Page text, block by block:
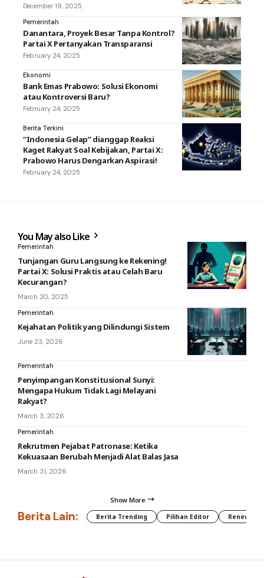
December 19, 2025
Pemerintah
Danantara, Proyek Besar Tanpa Kontrol?
Partai X Pertanyakan Transparansi
February 24, 2025
Ekonomi
Bank Emas Prabowo: Solusi Ekonomi
atau Kontroversi Baru?
February 24, 2025
Berita Terkini
“Indonesia Gelap” dianggap Reaksi
Kaget Rakyat Soal Kebijakan, Partai X:
Prabowo Harus Dengarkan Aspirasi!
February 24, 2025
You May also Like
Pemerintah
Tunjangan Guru Langsung ke Rekening!
Partai X: Solusi Praktis atau Celah Baru
Kecurangan?
March 20, 2025
Pemerintah
Kejahatan Politik yang Dilindungi Sistem
June 23, 2026
Pemerintah
Penyimpangan Konstitusional Sunyi:
Mengapa Hukum Tidak Lagi Melayani
Rakyat?
March 3, 2026
Pemerintah
Rekrutmen Pejabat Patronase: Ketika
Kekuasaan Berubah Menjadi Alat Balas Jasa
March 31, 2026
Show More
Berita Lain: Berita Trending Pilihan Editor